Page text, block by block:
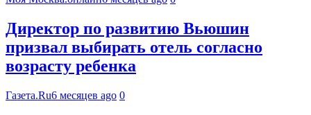
Директор по развитию Вьюшин
призвал выбирать отель согласно
возрасту ребенка
Газета.Ru6 месяцев ago 0